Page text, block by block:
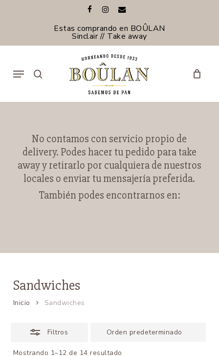
facebookinstagram
email
Estas comprando en BOÛLAN
Sinclair // Take away
Menu
Carrito
No contamos con servicio propio de
delivery. Podes hacer tu pedido para take
away y retirarlo por cualquiera de nuestros
locales o enviar tu mensajería preferida.
También podes encontrarnos en:
Sandwiches
Inicio Sandwiches
Filtros
Mostrando 1–12 de 14 resultado